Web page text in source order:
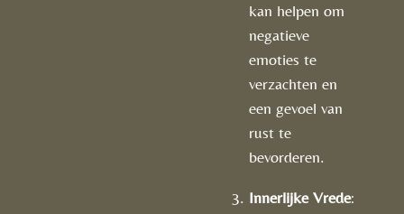
kan helpen om
negatieve
emoties te
verzachten en
een gevoel van
rust te
bevorderen.
Innerlijke Vrede: